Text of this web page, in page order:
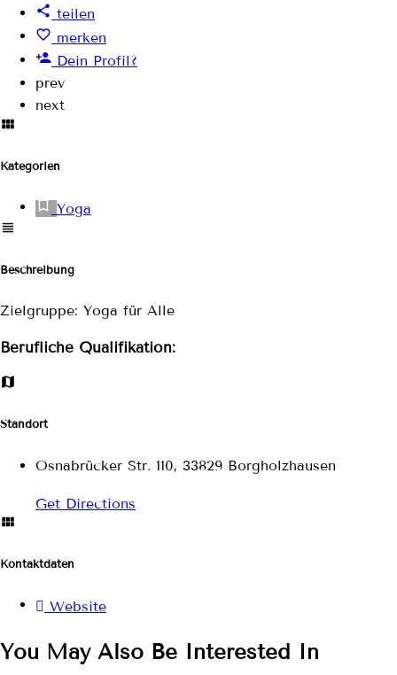
teilen
merken
Dein Profil?
prev
next
Kategorien
Yoga
Beschreibung
Zielgruppe: Yoga für Alle
Berufliche Qualifikation:
Standort
Osnabrücker Str. 110, 33829 Borgholzhausen
Get Directions
Kontaktdaten
Website
You May Also Be Interested In